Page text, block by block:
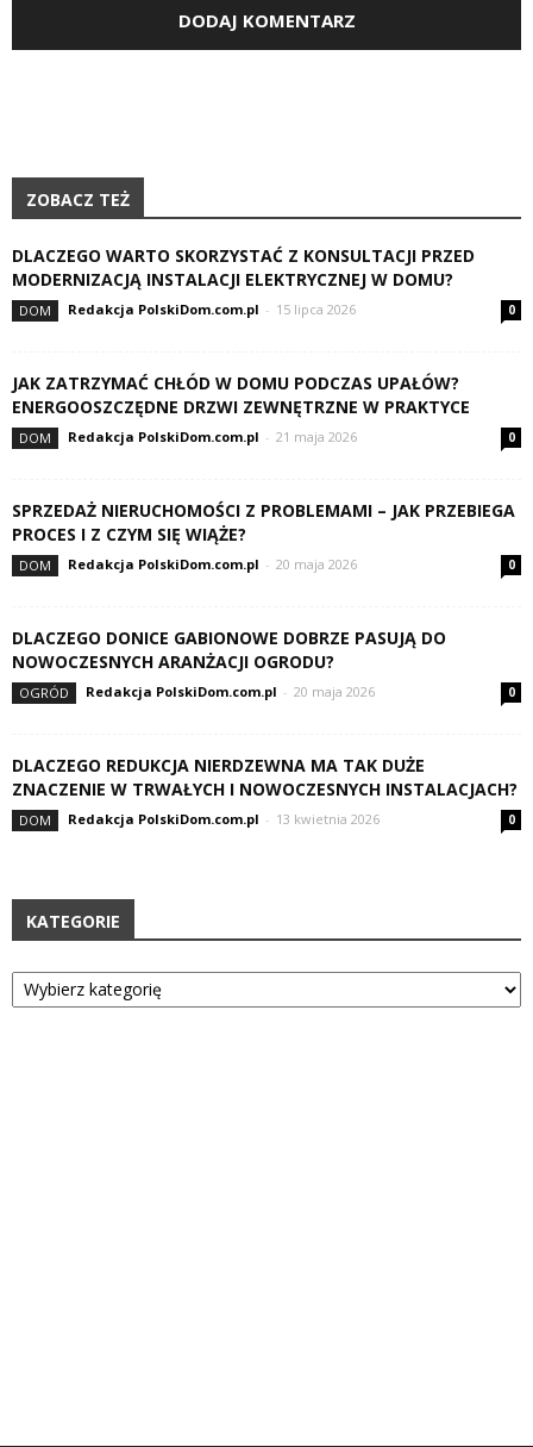
ZOBACZ TEŻ
DLACZEGO WARTO SKORZYSTAĆ Z KONSULTACJI PRZED
MODERNIZACJĄ INSTALACJI ELEKTRYCZNEJ W DOMU?
DOM Redakcja PolskiDom.com.pl - 15 lipca 2026 0
JAK ZATRZYMAĆ CHŁÓD W DOMU PODCZAS UPAŁÓW?
ENERGOOSZCZĘDNE DRZWI ZEWNĘTRZNE W PRAKTYCE
DOM Redakcja PolskiDom.com.pl - 21 maja 2026 0
SPRZEDAŻ NIERUCHOMOŚCI Z PROBLEMAMI – JAK PRZEBIEGA
PROCES I Z CZYM SIĘ WIĄŻE?
DOM Redakcja PolskiDom.com.pl - 20 maja 2026 0
DLACZEGO DONICE GABIONOWE DOBRZE PASUJĄ DO
NOWOCZESNYCH ARANŻACJI OGRODU?
OGRÓD Redakcja PolskiDom.com.pl - 20 maja 2026 0
DLACZEGO REDUKCJA NIERDZEWNA MA TAK DUŻE
ZNACZENIE W TRWAŁYCH I NOWOCZESNYCH INSTALACJACH?
DOM Redakcja PolskiDom.com.pl - 13 kwietnia 2026 0
KATEGORIE
Kategorie